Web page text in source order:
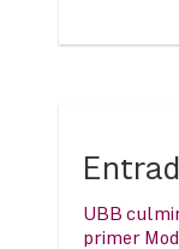
UBB
primer